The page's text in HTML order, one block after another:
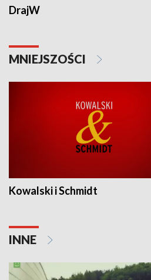
DrajW
MNIEJSZOŚCI
Kowalski i Schmidt
INNE